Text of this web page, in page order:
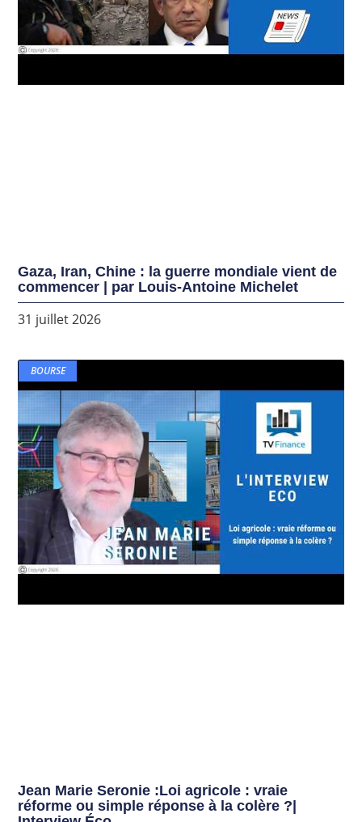
Gaza, Iran, Chine : la guerre mondiale vient de
commencer | par Louis-Antoine Michelet
31 juillet 2026
BOURSE
Jean Marie Seronie :Loi agricole : vraie
réforme ou simple réponse à la colère ?|